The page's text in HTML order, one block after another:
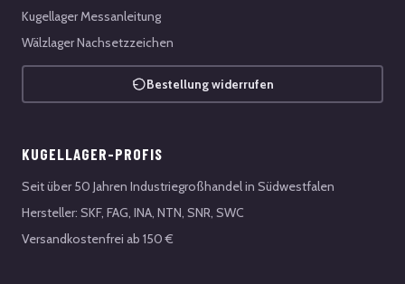
Kugellager Messanleitung
Wälzlager Nachsetzzeichen
Bestellung widerrufen
KUGELLAGER-PROFIS
Seit über 50 Jahren Industriegroßhandel in Südwestfalen
Hersteller: SKF, FAG, INA, NTN, SNR, SWC
Versandkostenfrei ab 150 €